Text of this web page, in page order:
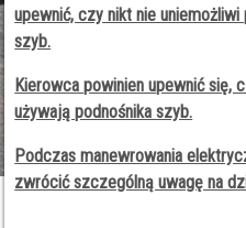
upewnić, czy nikt nie
szyb.
Kierowca powinien upewnić się,
używają podnośnika szyb.
Podczas manewrowania
zwrócić szczególną uwagę na